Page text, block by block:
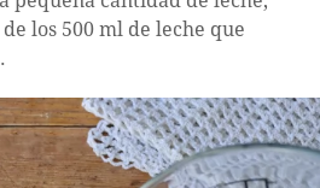
los 500 ml de leche que